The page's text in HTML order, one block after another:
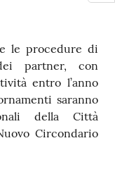
le procedure di
partner, con
entro l’anno
saranno
della Città
Circondario